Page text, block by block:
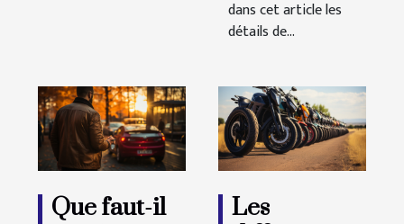
dans cet article les
détails de...
Que faut-il
Les